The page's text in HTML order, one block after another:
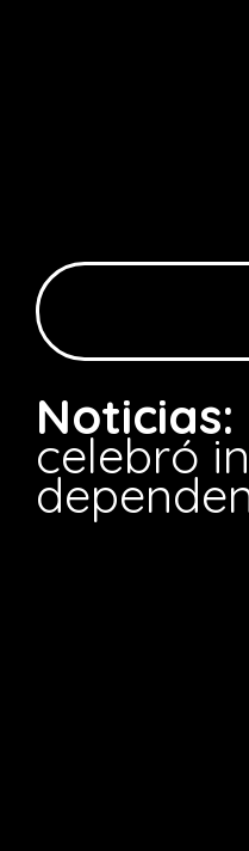
Noticias:
celebró